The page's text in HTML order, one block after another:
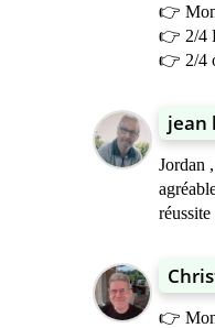
👉
👉 2/4
👉 2/4
jean
Jordan
👉 Mon